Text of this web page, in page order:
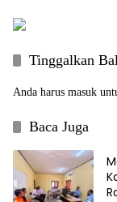
Tinggalkan
Anda harus masuk
Baca Juga